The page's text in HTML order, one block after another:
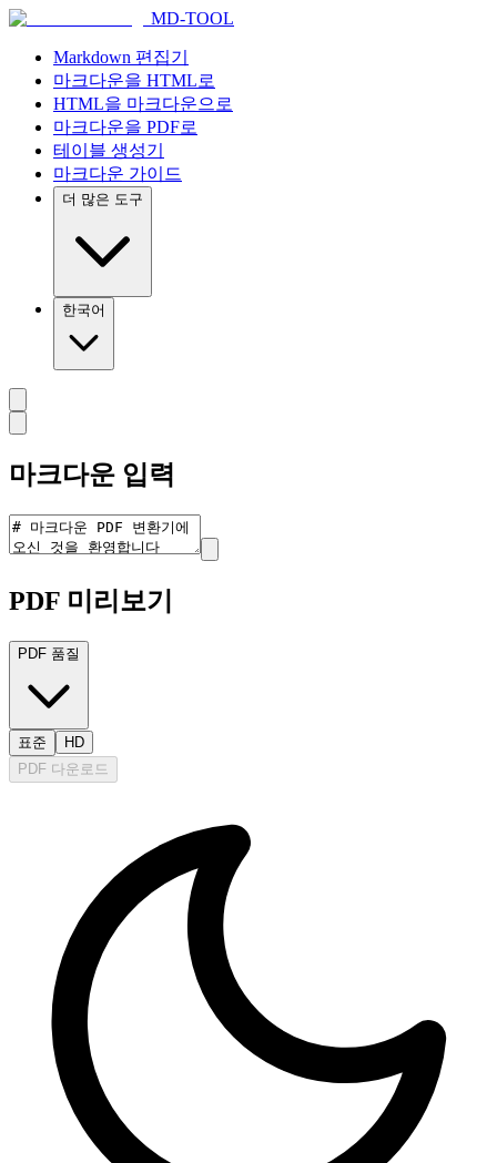
MD-TOOL
Markdown 편집기
마크다운을 HTML로
HTML을 마크다운으로
마크다운을 PDF로
테이블 생성기
마크다운 가이드
더 많은 도구
한국어
마크다운 입력
PDF 미리보기
PDF 품질
표준
HD
PDF 다운로드